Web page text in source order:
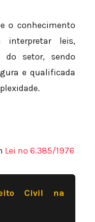
o conhecimento
interpretar leis,
do setor, sendo
e qualificada
Lei nº 6.385/1976
Civil na